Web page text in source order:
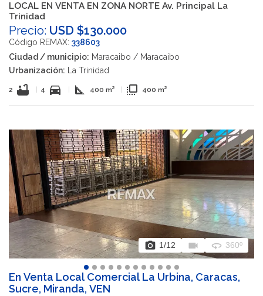
LOCAL EN VENTA EN ZONA NORTE Av. Principal La
Trinidad
Precio: USD $130.000
Código REMAX: 338603
Ciudad / municipio: Maracaibo / Maracaibo
Urbanización: La Trinidad
2 bathtub 4 directions_car square_foot 400 m² flip_to_front 400 m²
photo_camera 1/12 videocam 360 360º
En Venta Local Comercial La Urbina, Caracas,
Sucre, Miranda, VEN